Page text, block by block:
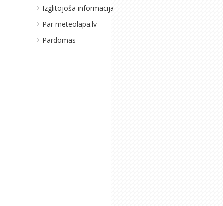
Izglītojoša informācija
Par meteolapa.lv
Pārdomas